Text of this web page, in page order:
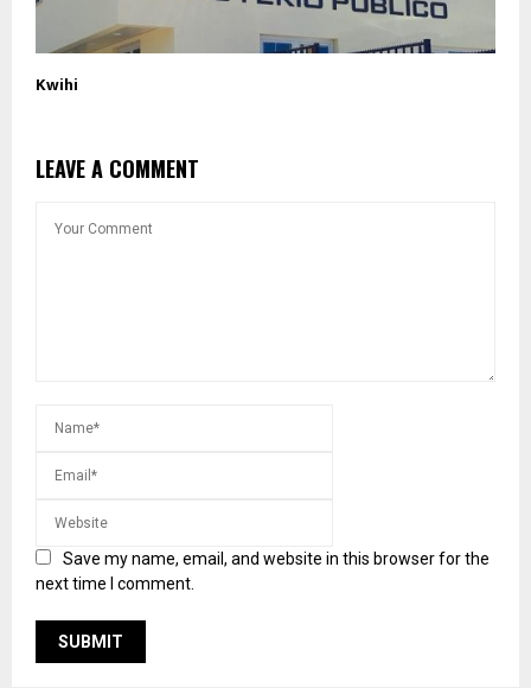
Kwihi
LEAVE A COMMENT
Save my name, email, and website in this browser for the
next time I comment.